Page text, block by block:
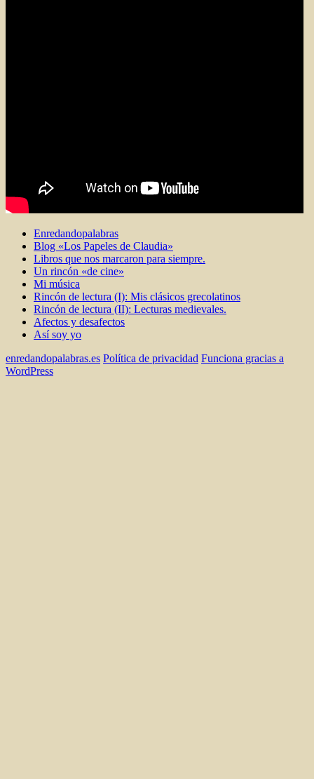
Enredandopalabras
Blog «Los Papeles de Claudia»
Libros que nos marcaron para siempre.
Un rincón «de cine»
Mi música
Rincón de lectura (I): Mis clásicos grecolatinos
Rincón de lectura (II): Lecturas medievales.
Afectos y desafectos
Así soy yo
enredandopalabras.es Política de privacidad Funciona gracias a
WordPress